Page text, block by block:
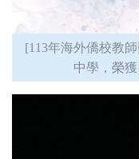
[113年海外僑校教
中學，榮